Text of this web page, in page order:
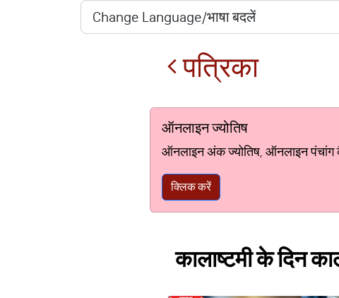
पत्रिका
ऑनलाइन ज्योतिष
ऑनलाइन अंक ज्योतिष, ऑनलाइन पंचांग
क्लिक करें
कालाष्टमी के दिन